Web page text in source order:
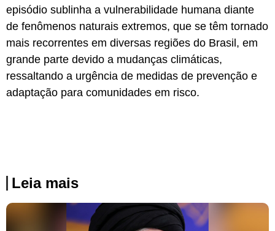
episódio sublinha a vulnerabilidade humana diante
de fenômenos naturais extremos, que se têm tornado
mais recorrentes em diversas regiões do Brasil, em
grande parte devido a mudanças climáticas,
ressaltando a urgência de medidas de prevenção e
adaptação para comunidades em risco.
Leia mais